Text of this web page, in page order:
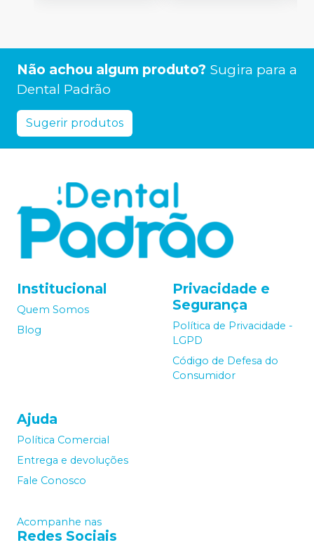
Não achou algum produto? Sugira para a
Dental Padrão
Sugerir produtos
Institucional
Quem Somos
Blog
Privacidade e
Segurança
Política de Privacidade -
LGPD
Código de Defesa do
Consumidor
Ajuda
Política Comercial
Entrega e devoluções
Fale Conosco
Acompanhe nas
Redes Sociais